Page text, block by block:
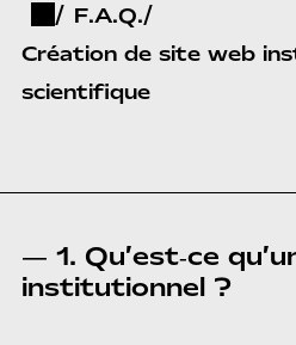
F.A.Q.
Création de site web
scientifique
— 1. Qu’est‑ce
institutionnel ?